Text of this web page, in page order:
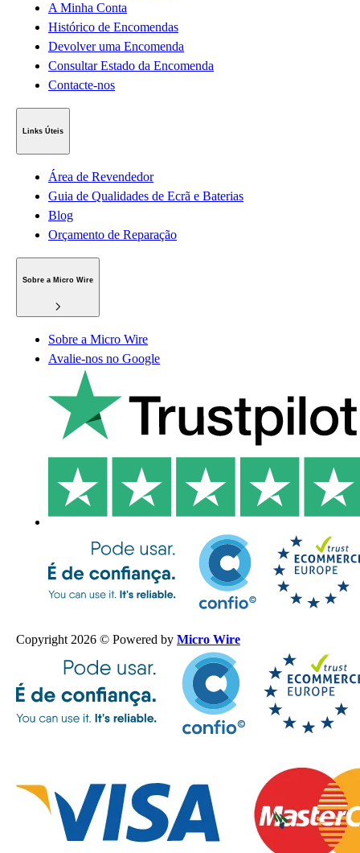
A Minha Conta
Histórico de Encomendas
Devolver uma Encomenda
Consultar Estado da Encomenda
Contacte-nos
Links Úteis
Área de Revendedor
Guia de Qualidades de Ecrã e Baterias
Blog
Orçamento de Reparação
Sobre a Micro Wire
Sobre a Micro Wire
Avalie-nos no Google
Copyright 2026 © Powered by Micro Wire